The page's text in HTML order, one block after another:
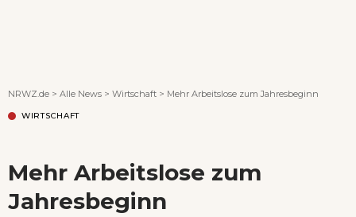
NRWZ.de > Alle News > Wirtschaft > Mehr Arbeitslose zum Jahresbeginn
WIRTSCHAFT
Mehr Arbeitslose zum
Jahresbeginn